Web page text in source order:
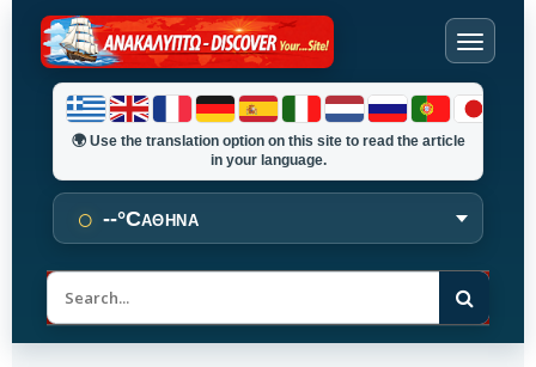
🌍Use the translation option on this site to read the article
in your language.
○ --°CΑΘΗΝΑ
Α
α
ζ